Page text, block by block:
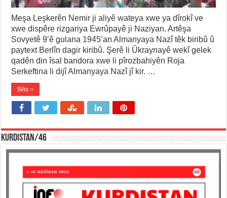
Meşa Leşkerên Nemir ji aliyê wateya xwe ya dîrokî ve
xwe dispêre rizgariya Ewrûpayê ji Naziyan. Artêşa
Sovyetê 9’ê gulana 1945’an Almanyaya Nazî têk biribû û
paytext Berlîn dagir kiribû. Şerê li Ûkraynayê wekî gelek
qadên din îsal bandora xwe li pîrozbahiyên Roja
Serkeftina li dijî Almanyaya Nazî jî kir. …
Bêtir »
KURDISTAN/46